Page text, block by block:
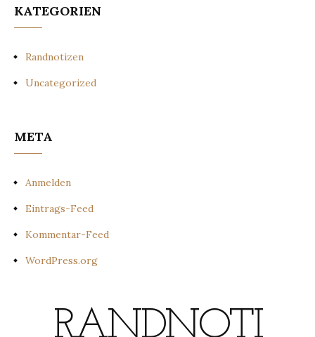
KATEGORIEN
Randnotizen
Uncategorized
META
Anmelden
Eintrags-Feed
Kommentar-Feed
WordPress.org
RANDNOTI